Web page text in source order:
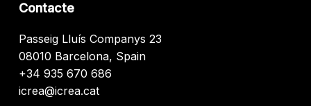
Contacte
Passeig Lluís Companys 23
08010 Barcelona, Spain
+34 935 670 686
icrea@icrea.cat